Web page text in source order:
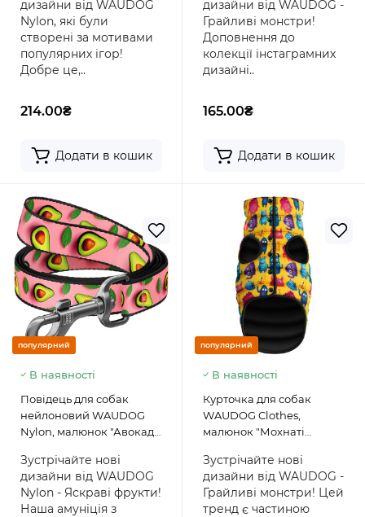
дизайни від WAUDOG
Nylon, які були
створені за мотивами
популярних ігор!
Добре це,..
214.00₴
Додати в кошик
40х28 мм
дизайни від WAUDOG -
Грайливі монстри!
Доповнення до
колекції інстаграмних
дизайні..
165.00₴
Додати в кошик
популярний
В наявності
Повідець для собак
нейлоновий WAUDOG
Nylon, малюнок "Авокадо
Зустрічайте нові
дизайни від WAUDOG
Nylon - Яскраві фрукти!
Наша амуніція з
популярний
В наявності
Курточка для собак
WAUDOG Clothes,
малюнок "Мохнаті
Зустрічайте нові
дизайни від WAUDOG -
Грайливі монстри! Цей
тренд є частиною